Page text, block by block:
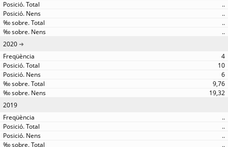
..
..
..
..
2020
4
10
6
9,76
19,32
2019
..
..
..
..